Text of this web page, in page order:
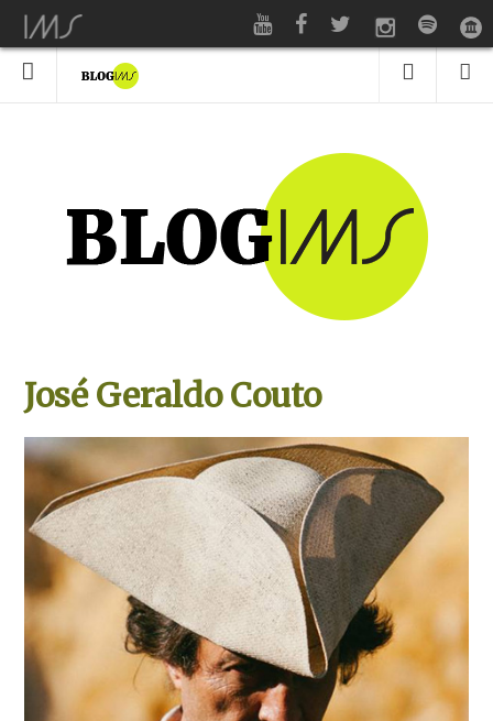
José Geraldo Couto